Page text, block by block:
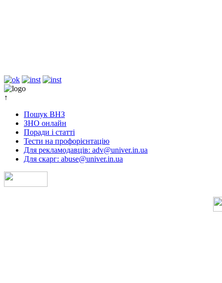
↑
Пошук ВНЗ
ЗНО онлайн
Поради і статті
Тести на профорієнтацію
Для рекламодавців: adv@univer.in.ua
Для скарг: abuse@univer.in.ua